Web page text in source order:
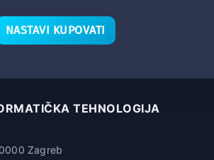
NASTAVI KUPOVATI
TEHNOLOGIJA
Zagreb